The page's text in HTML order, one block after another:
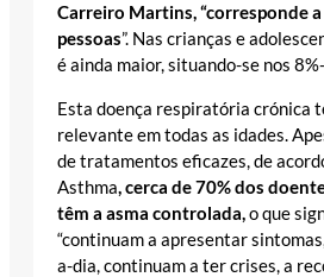
Carreiro Martins, “corresponde
pessoas”. Nas crianças e
é ainda maior, situando-se nos
Esta doença respiratória crónica
relevante em todas as idades.
de tratamentos eficazes, de
Asthma, cerca de 70% dos
têm a asma controlada,o que
“continuam a apresentar
a-dia, continuam a ter crises, a